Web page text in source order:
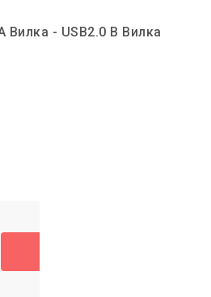
Вилка - USB2.0 B Вилка